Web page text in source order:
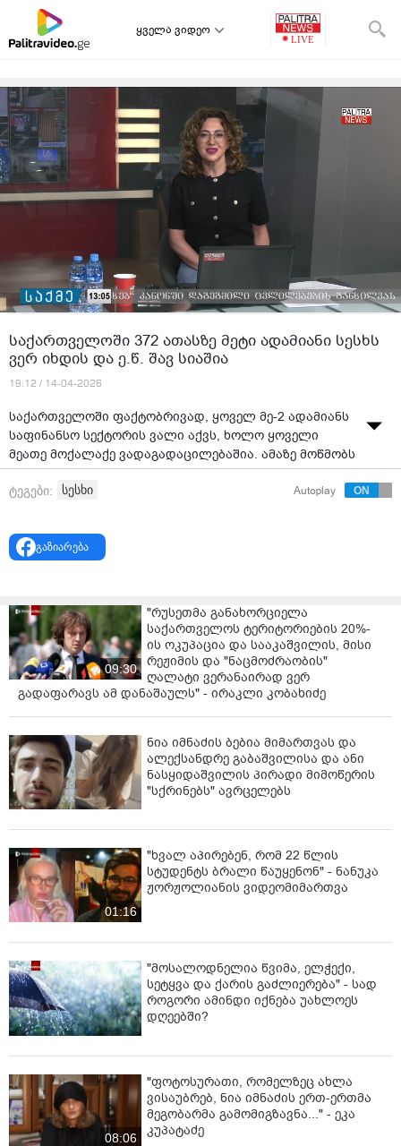
ყველა ვიდეო
საქართველოში 372 ათასზე მეტი ადამიანი სესხს
ვერ იხდის და ე.წ. შავ სიაშია
19:12 / 14-04-2026
საქართველოში ფაქტობრივად, ყოველ მე-2 ადამიანს
საფინანსო სექტორის ვალი აქვს, ხოლო ყოველი
მეათე მოქალაქე ვადაგადაცილებაშია. ამაზე მოწმობს
„კრედიტინფო საქართველოს“ ბოლო, 2026 წლის
მარტის სტატისტიკური მონაცემები.
ვადაგადაცილება მოსახლეობის 10.1%-ს
უფიქსირდება.
ტეგები: სესხი Autoplay
გაზიარება
09:30
"რუსეთმა განახორციელა
საქართველოს ტერიტორიების 20%-
ის ოკუპაცია და სააკაშვილის, მისი
რეჟიმის და "ნაცმოძრაობის"
ღალატი ვერანაირად ვერ
გადაფარავს ამ დანაშაულს" - ირაკლი კობახიძე
ნია იმნაძის ბებია მიმართვას და
ალექსანდრე გაბაშვილისა და ანი
ნასყიდაშვილის პირადი მიმოწერის
"სქრინებს" ავრცელებს
01:16
"ხვალ აპირებენ, რომ 22 წლის
სტუდენტს ბრალი წაუყენონ" - ნანუკა
ჟორჟოლიანის ვიდეომიმართვა
"მოსალოდნელია წვიმა, ელჭექი,
სეტყვა და ქარის გაძლიერება" - სად
როგორი ამინდი იქნება უახლოეს
დღეებში?
08:06
"ფოტოსურათი, რომელზეც ახლა
ვისაუბრებ, ნია იმნაძის ერთ-ერთმა
მეგობარმა გამომიგზავნა..." - ეკა
კუპატაძე